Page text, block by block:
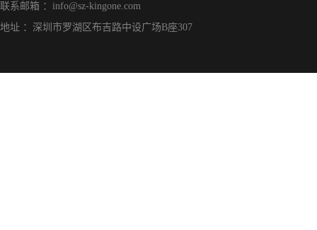
联系邮箱 ：info@sz-kingone.com
地址 ：深圳市罗湖区布吉路中设广场B座307